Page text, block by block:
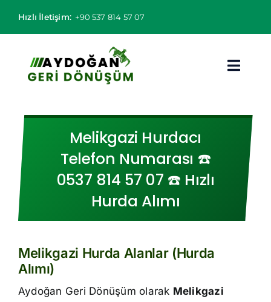
Hızlı İletişim: +90 537 814 57 07
Hurda Fiyatları
Hizmet Bölgeleri
Hakkımızda
İletişim
Melikgazi Hurdacı
Telefon Numarası ☎️
0537 814 57 07 ☎️ Hızlı
Hurda Alımı
Melikgazi Hurda Alanlar (Hurda
Alımı)
Aydoğan Geri Dönüşüm olarak Melikgazi